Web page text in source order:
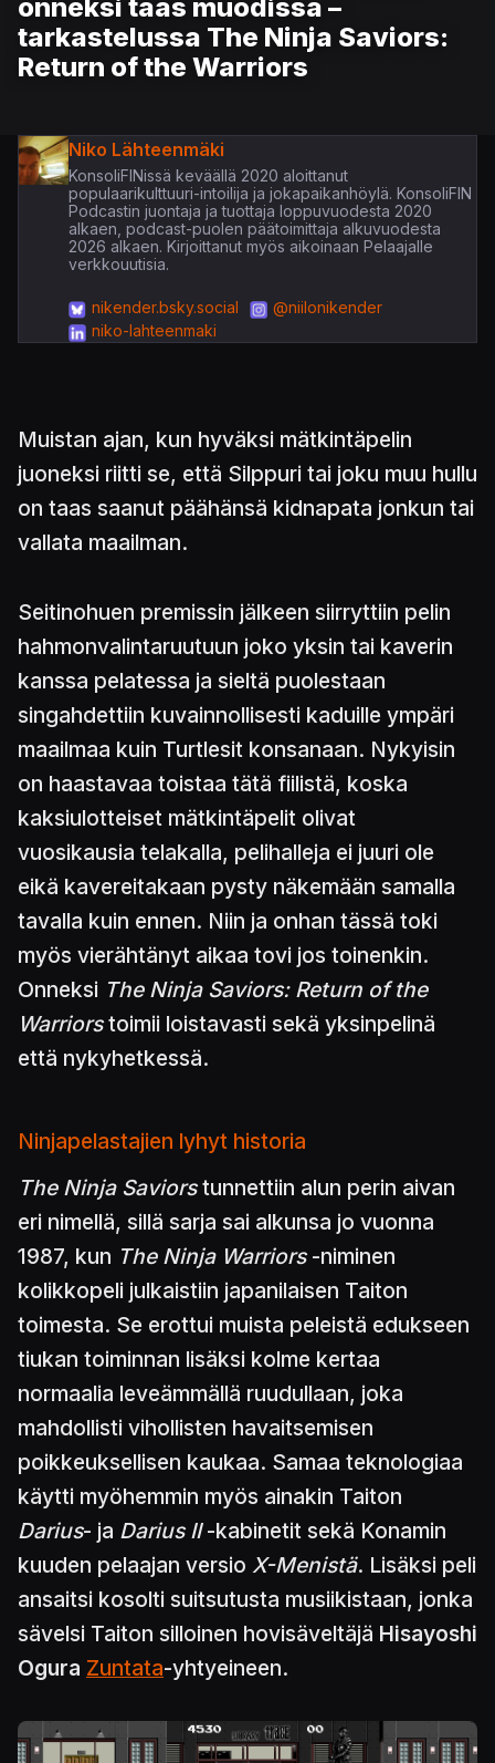
onneksi taas muodissa –
tarkastelussa The Ninja Saviors:
Return of the Warriors
Niko Lähteenmäki
KonsoliFINissä keväällä 2020 aloittanut
populaarikulttuuri-intoilija ja jokapaikanhöylä. KonsoliFIN
Podcastin juontaja ja tuottaja loppuvuodesta 2020
alkaen, podcast-puolen päätoimittaja alkuvuodesta
2026 alkaen. Kirjoittanut myös aikoinaan Pelaajalle
verkkouutisia.
nikender.bsky.social
@niilonikender
niko-lahteenmaki
Muistan ajan, kun hyväksi mätkintäpelin
juoneksi riitti se, että Silppuri tai joku muu hullu
on taas saanut päähänsä kidnapata jonkun tai
vallata maailman.
Seitinohuen premissin jälkeen siirryttiin pelin
hahmonvalintaruutuun joko yksin tai kaverin
kanssa pelatessa ja sieltä puolestaan
singahdettiin kuvainnollisesti kaduille ympäri
maailmaa kuin Turtlesit konsanaan. Nykyisin
on haastavaa toistaa tätä fiilistä, koska
kaksiulotteiset mätkintäpelit olivat
vuosikausia telakalla, pelihalleja ei juuri ole
eikä kavereitakaan pysty näkemään samalla
tavalla kuin ennen. Niin ja onhan tässä toki
myös vierähtänyt aikaa tovi jos toinenkin.
Onneksi The Ninja Saviors: Return of the
Warriorstoimii loistavasti sekä yksinpelinä
että nykyhetkessä.
Ninjapelastajien lyhyt historia
The Ninja Saviorstunnettiin alun perin aivan
eri nimellä, sillä sarja sai alkunsa jo vuonna
1987, kun The Ninja Warriors-niminen
kolikkopeli julkaistiin japanilaisen Taiton
toimesta. Se erottui muista peleistä edukseen
tiukan toiminnan lisäksi kolme kertaa
normaalia leveämmällä ruudullaan, joka
mahdollisti vihollisten havaitsemisen
poikkeuksellisen kaukaa. Samaa teknologiaa
käytti myöhemmin myös ainakin Taiton
Darius- ja Darius II-kabinetit sekä Konamin
kuuden pelaajan versio X-Menistä. Lisäksi peli
ansaitsi kosolti suitsutusta musiikistaan, jonka
sävelsi Taiton silloinen hovisäveltäjä Hisayoshi
Ogura Zuntata-yhtyeineen.